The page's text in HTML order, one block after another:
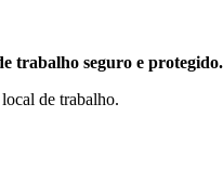
trabalho seguro e protegido.
de trabalho.